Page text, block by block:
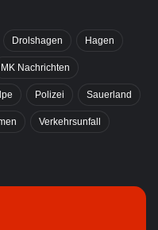
Drolshagen Hagen
MK Nachrichten
Polizei Sauerland
Verkehrsunfall